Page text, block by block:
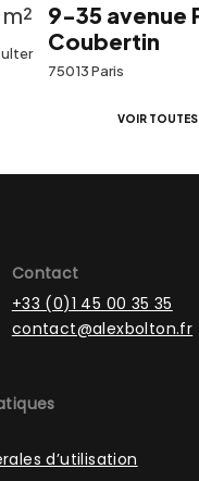
9-35 avenue
Coubertin
75013 Paris
VOIR
Contact
+33 (0)1 45 00 35 35
contact@alexbolton.fr
d’utilisation